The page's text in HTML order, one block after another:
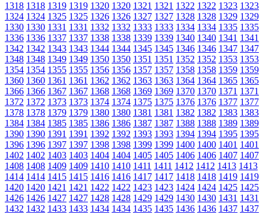
1318 1318 1319 1319 1320 1320 1321 1321 1322 1322 1323 1323
1324 1324 1325 1325 1326 1326 1327 1327 1328 1328 1329 1329
1330 1330 1331 1331 1332 1332 1333 1333 1334 1334 1335 1335
1336 1336 1337 1337 1338 1338 1339 1339 1340 1340 1341 1341
1342 1342 1343 1343 1344 1344 1345 1345 1346 1346 1347 1347
1348 1348 1349 1349 1350 1350 1351 1351 1352 1352 1353 1353
1354 1354 1355 1355 1356 1356 1357 1357 1358 1358 1359 1359
1360 1360 1361 1361 1362 1362 1363 1363 1364 1364 1365 1365
1366 1366 1367 1367 1368 1368 1369 1369 1370 1370 1371 1371
1372 1372 1373 1373 1374 1374 1375 1375 1376 1376 1377 1377
1378 1378 1379 1379 1380 1380 1381 1381 1382 1382 1383 1383
1384 1384 1385 1385 1386 1386 1387 1387 1388 1388 1389 1389
1390 1390 1391 1391 1392 1392 1393 1393 1394 1394 1395 1395
1396 1396 1397 1397 1398 1398 1399 1399 1400 1400 1401 1401
1402 1402 1403 1403 1404 1404 1405 1405 1406 1406 1407 1407
1408 1408 1409 1409 1410 1410 1411 1411 1412 1412 1413 1413
1414 1414 1415 1415 1416 1416 1417 1417 1418 1418 1419 1419
1420 1420 1421 1421 1422 1422 1423 1423 1424 1424 1425 1425
1426 1426 1427 1427 1428 1428 1429 1429 1430 1430 1431 1431
1432 1432 1433 1433 1434 1434 1435 1435 1436 1436 1437 1437